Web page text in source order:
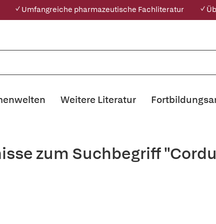
✓ Umfangreiche pharmazeutische Fachliteratur ✓
Weitere Literatur
zum Suchbegriff